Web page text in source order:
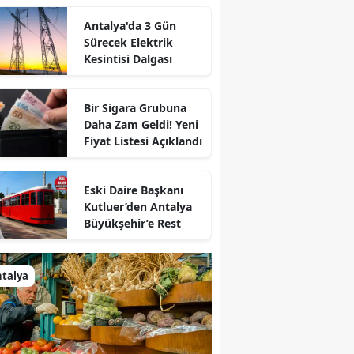
Antalya'da 3 Gün
Sürecek Elektrik
Kesintisi Dalgası
Bir Sigara Grubuna
Daha Zam Geldi! Yeni
Fiyat Listesi Açıklandı
Eski Daire Başkanı
Kutluer’den Antalya
Büyükşehir’e Rest